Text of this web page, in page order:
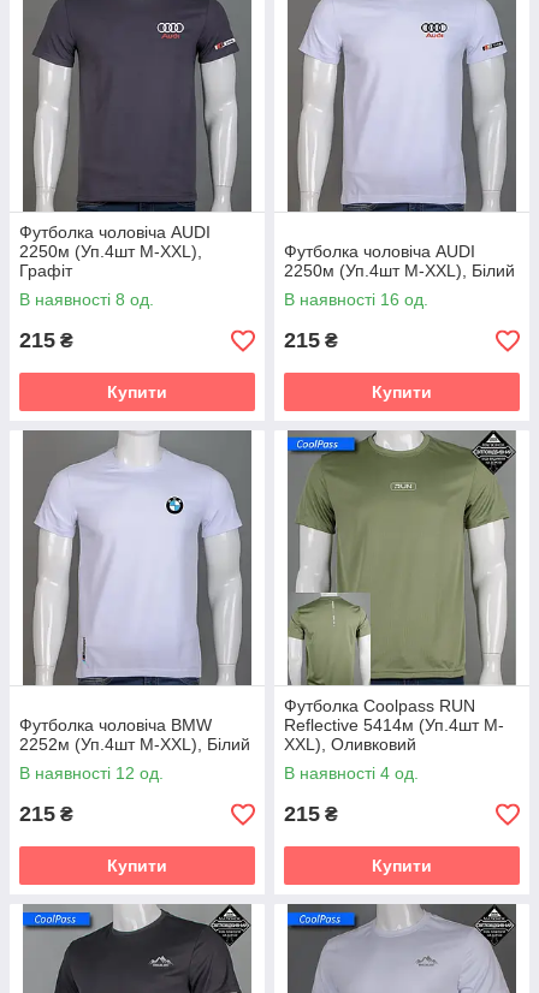
Футболка чоловіча AUDI
2250м (Уп.4шт M-XXL),
Графіт
В наявності 8 од.
215 ₴
Купити
Футболка чоловіча AUDI
2250м (Уп.4шт M-XXL), Білий
В наявності 16 од.
215 ₴
Купити
Футболка чоловіча BMW
2252м (Уп.4шт M-XXL), Білий
В наявності 12 од.
215 ₴
Купити
Футболка Coolpass RUN
Reflective 5414м (Уп.4шт M-
XXL), Оливковий
В наявності 4 од.
215 ₴
Купити